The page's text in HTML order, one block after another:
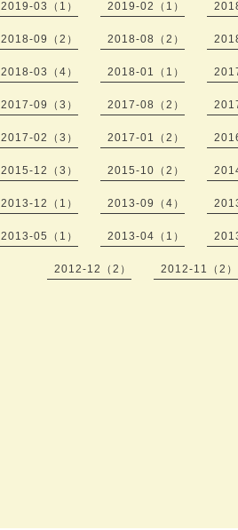
2019-03（1） 2019-02（1）
2018-09（2） 2018-08（2）
2018-03（4） 2018-01（1）
2017-09（3） 2017-08（2）
2017-02（3） 2017-01（2）
2015-12（3） 2015-10（2）
2013-12（1） 2013-09（4）
2013-05（1） 2013-04（1）
2012-12（2） 2012-11（2）